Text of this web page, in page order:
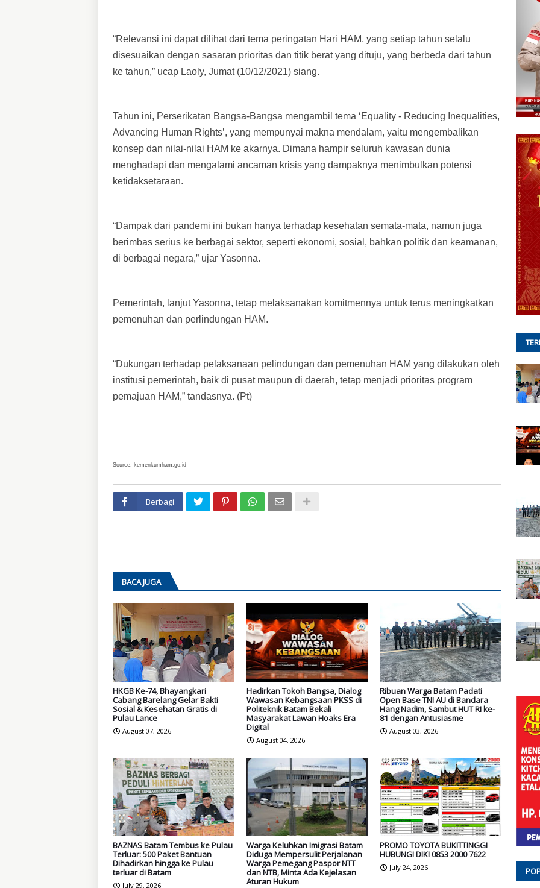
“Relevansi ini dapat dilihat dari tema peringatan Hari HAM, yang setiap tahun selalu
disesuaikan dengan sasaran prioritas dan titik berat yang dituju, yang berbeda dari tahun
ke tahun,” ucap Laoly, Jumat (10/12/2021) siang.
Tahun ini, Perserikatan Bangsa-Bangsa mengambil tema ‘Equality - Reducing Inequalities,
Advancing Human Rights’, yang mempunyai makna mendalam, yaitu mengembalikan
konsep dan nilai-nilai HAM ke akarnya. Dimana hampir seluruh kawasan dunia
menghadapi dan mengalami ancaman krisis yang dampaknya menimbulkan potensi
ketidaksetaraan.
“Dampak dari pandemi ini bukan hanya terhadap kesehatan semata-mata, namun juga
berimbas serius ke berbagai sektor, seperti ekonomi, sosial, bahkan politik dan keamanan,
di berbagai negara,” ujar Yasonna.
Pemerintah, lanjut Yasonna, tetap melaksanakan komitmennya untuk terus meningkatkan
pemenuhan dan perlindungan HAM.
“Dukungan terhadap pelaksanaan pelindungan dan pemenuhan HAM yang dilakukan oleh
institusi pemerintah, baik di pusat maupun di daerah, tetap menjadi prioritas program
pemajuan HAM,” tandasnya. (Pt)
Source: kemenkumham.go.id
Berbagi
BACA JUGA
HKGB Ke-74, Bhayangkari
Cabang Barelang Gelar Bakti
Sosial & Kesehatan Gratis di
Pulau Lance
August 07, 2026
Hadirkan Tokoh Bangsa, Dialog
Wawasan Kebangsaan PKSS di
Politeknik Batam Bekali
Masyarakat Lawan Hoaks Era
Digital
August 04, 2026
Ribuan Warga Batam Padati
Open Base TNI AU di Bandara
Hang Nadim, Sambut HUT RI ke-
81 dengan Antusiasme
August 03, 2026
BAZNAS Batam Tembus ke Pulau
Terluar: 500 Paket Bantuan
Dihadirkan hingga ke Pulau
terluar di Batam
July 29, 2026
Warga Keluhkan Imigrasi Batam
Diduga Mempersulit Perjalanan
Warga Pemegang Paspor NTT
dan NTB, Minta Ada Kejelasan
Aturan Hukum
PROMO TOYOTA BUKITTINGGI
HUBUNGI DIKI 0853 2000 7622
July 24, 2026